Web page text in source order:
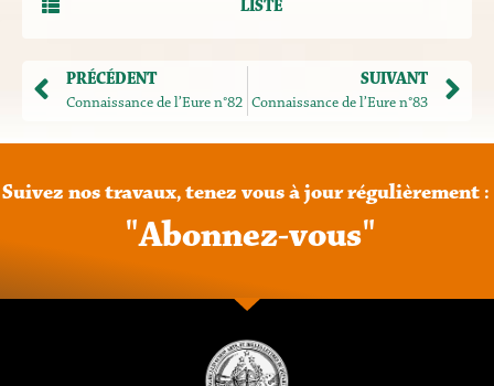
LISTE
PRÉCÉDENT
Connaissance de l’Eure n°82
SUIVANT
Connaissance de l’Eure n°83
Suivez nos travaux, tenez vous à jour régulièrement :
"Abonnez-vous"